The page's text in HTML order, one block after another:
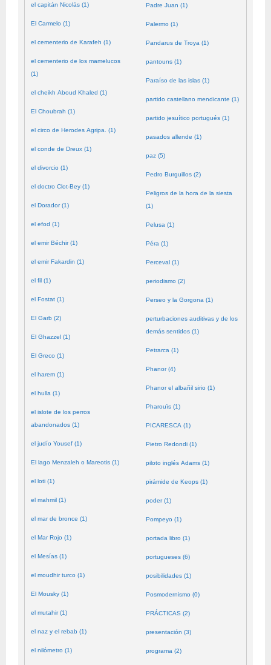
el capitán Nicolás (1)
El Carmelo (1)
el cementerio de Karafeh (1)
el cementerio de los mamelucos
(1)
el cheikh Aboud Khaled (1)
El Choubrah (1)
el circo de Herodes Agripa. (1)
el conde de Dreux (1)
el divorcio (1)
el doctro Clot-Bey (1)
el Dorador (1)
el efod (1)
el emir Béchir (1)
el emir Fakardin (1)
el fil (1)
el Fostat (1)
El Garb (2)
El Ghazzel (1)
El Greco (1)
el harem (1)
el hulla (1)
el islote de los perros
abandonados (1)
el judío Yousef (1)
El lago Menzaleh o Mareotis (1)
el loti (1)
el mahmil (1)
el mar de bronce (1)
el Mar Rojo (1)
el Mesías (1)
el moudhir turco (1)
El Mousky (1)
el mutahir (1)
el naz y el rebab (1)
el nilómetro (1)
Padre Juan (1)
Palermo (1)
Pandarus de Troya (1)
pantouns (1)
Paraíso de las islas (1)
partido castellano mendicante (1)
partido jesuítico portugués (1)
pasados allende (1)
paz (5)
Pedro Burguillos (2)
Peligros de la hora de la siesta
(1)
Pelusa (1)
Péra (1)
Perceval (1)
periodismo (2)
Perseo y la Gorgona (1)
perturbaciones auditivas y de los
demás sentidos (1)
Petrarca (1)
Phanor (4)
Phanor el albañil sirio (1)
Pharouïs (1)
PICARESCA (1)
Pietro Redondi (1)
piloto inglés Adams (1)
pirámide de Keops (1)
poder (1)
Pompeyo (1)
portada libro (1)
portugueses (6)
posibilidades (1)
Posmodernismo (0)
PRÁCTICAS (2)
presentación (3)
programa (2)